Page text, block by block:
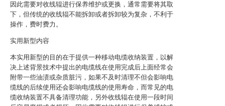
因此需要对收线辊进行保养维护或更换，通常需要将其取
下，但传统的收线辊不能拆卸或者拆卸较为复杂，不利于
操作，费时费力。
实用新型内容
本实用新型的目的在于提供一种移动电缆收纳装置，以解
决上述背景技术中提出的电缆线在使用完成后上面经常会
附带一些油渍或杂质脏污，如果不及时清理不但会影响电
缆线的后续使用还会影响电缆线的使用寿命，而常见的电
缆收纳装置不具备清理功能，另外收线辊在使用一段时间